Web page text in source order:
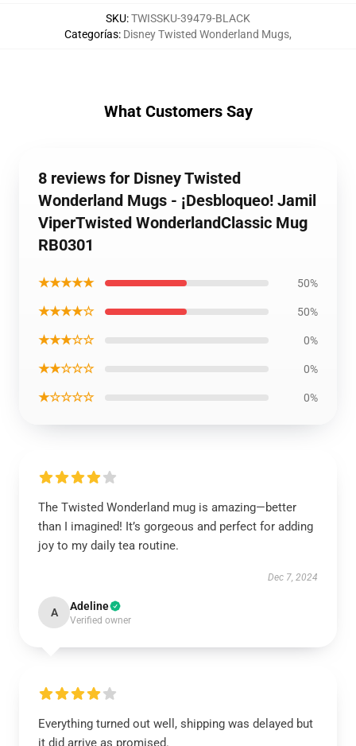
SKU:TWISSKU-39479-BLACK
Categorías: Disney Twisted Wonderland Mugs,
What Customers Say
8 reviews for Disney Twisted
Wonderland Mugs - ¡Desbloqueo! Jamil
ViperTwisted WonderlandClassic Mug
RB0301
★★★★★ 50%
★★★★☆ 50%
★★★☆☆ 0%
★★☆☆☆ 0%
★☆☆☆☆ 0%
The Twisted Wonderland mug is amazing—better
than I imagined! It’s gorgeous and perfect for adding
joy to my daily tea routine.
Dec 7, 2024
A Adeline
Verified owner
Everything turned out well, shipping was delayed but
it did arrive as promised.